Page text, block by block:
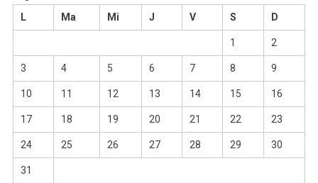
L
Ma Mi J V S D
1 2
3 4 5 6 7 8 9
10 11 12 13 14 15 16
17 18 19 20 21 22 23
24 25 26 27 28 29 30
31